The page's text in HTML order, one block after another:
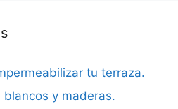
tu terraza.
blancos y maderas.